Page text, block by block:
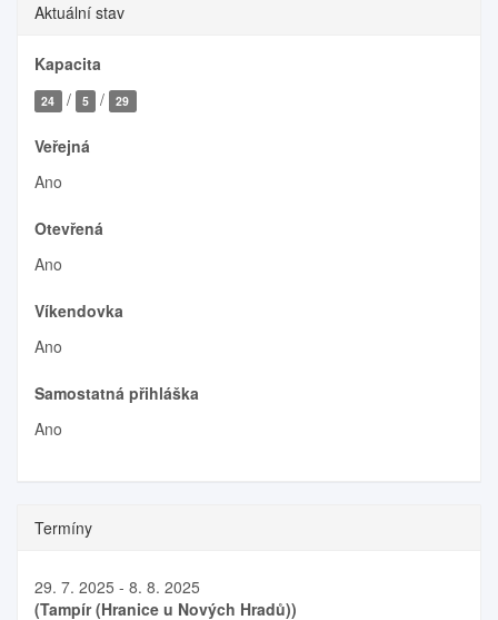
Aktuální stav
Kapacita
24 / 5 / 29
Veřejná
Ano
Otevřená
Ano
Víkendovka
Ano
Samostatná přihláška
Ano
Termíny
29. 7. 2025 - 8. 8. 2025
(Tampír (Hranice u Nových Hradů))